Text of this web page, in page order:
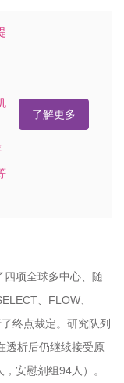
了解更多
四项全球多中心、随
、FLOW、
终点裁定。研究队列
透析后仍继续接受原
安慰剂组94人）。